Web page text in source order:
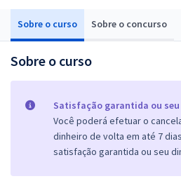
Sobre o curso Sobre o concurso
Sobre o curso
Satisfação garantida ou
Você poderá efetuar o
dinheiro de volta em até 7
satisfação garantida ou seu